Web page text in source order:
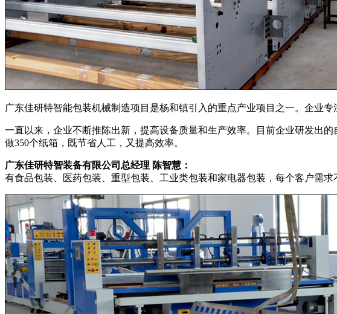
广东佳研特智能包装机械制造项目是杨和镇引入的重点产业项目之一。企业
一直以来，企业不断推陈出新，提高设备质量和生产效率。目前企业研发出
做350个纸箱，既节省人工，又提高效率。
广东佳研特智装备有限公司总经理 陈智慧：
有食品包装、医药包装、重型包装、工业类包装和家电器包装，每个客户需